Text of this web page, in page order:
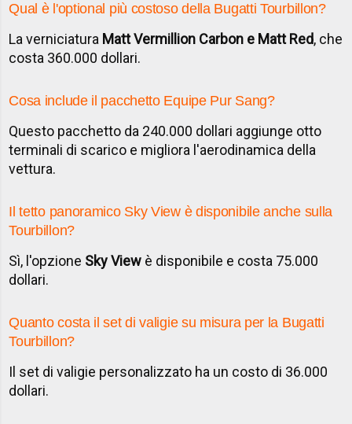
Qual è l'optional più costoso della Bugatti Tourbillon?
La verniciatura Matt Vermillion Carbon e Matt Red, che
costa 360.000 dollari.
Cosa include il pacchetto Equipe Pur Sang?
Questo pacchetto da 240.000 dollari aggiunge otto
terminali di scarico e migliora l'aerodinamica della
vettura.
Il tetto panoramico Sky View è disponibile anche sulla
Tourbillon?
Sì, l'opzione Sky View è disponibile e costa 75.000
dollari.
Quanto costa il set di valigie su misura per la Bugatti
Tourbillon?
Il set di valigie personalizzato ha un costo di 36.000
dollari.